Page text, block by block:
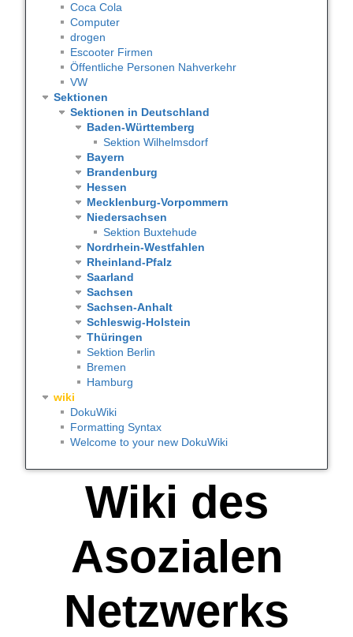
Coca Cola
Computer
drogen
Escooter Firmen
Öffentliche Personen Nahverkehr
VW
Sektionen
Sektionen in Deutschland
Baden-Württemberg
Sektion Wilhelmsdorf
Bayern
Brandenburg
Hessen
Mecklenburg-Vorpommern
Niedersachsen
Sektion Buxtehude
Nordrhein-Westfahlen
Rheinland-Pfalz
Saarland
Sachsen
Sachsen-Anhalt
Schleswig-Holstein
Thüringen
Sektion Berlin
Bremen
Hamburg
wiki
DokuWiki
Formatting Syntax
Welcome to your new DokuWiki
Wiki des
Asozialen
Netzwerks